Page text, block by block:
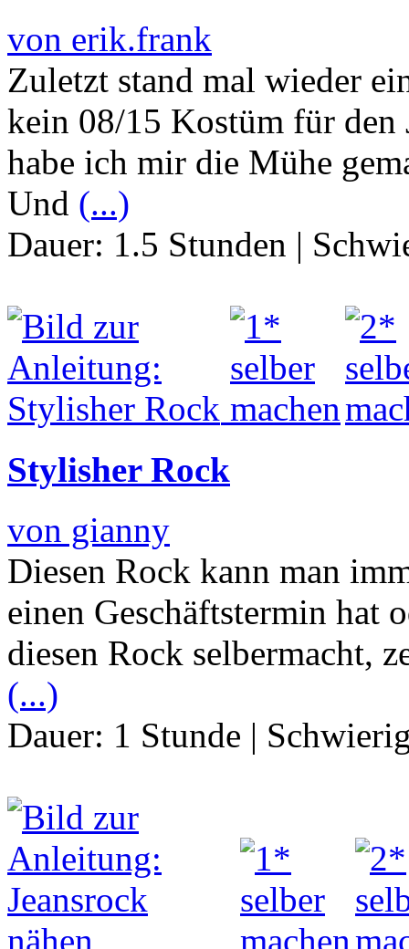
von erik.frank
Zuletzt stand mal wieder
kein 08/15 Kostüm für den
habe ich mir die Mühe
Und (...)
Dauer: 1.5 Stunden |
Stylisher Rock
von gianny
Diesen Rock kann man
einen Geschäftstermin hat
diesen Rock selbermacht,
(...)
Dauer: 1 Stunde |